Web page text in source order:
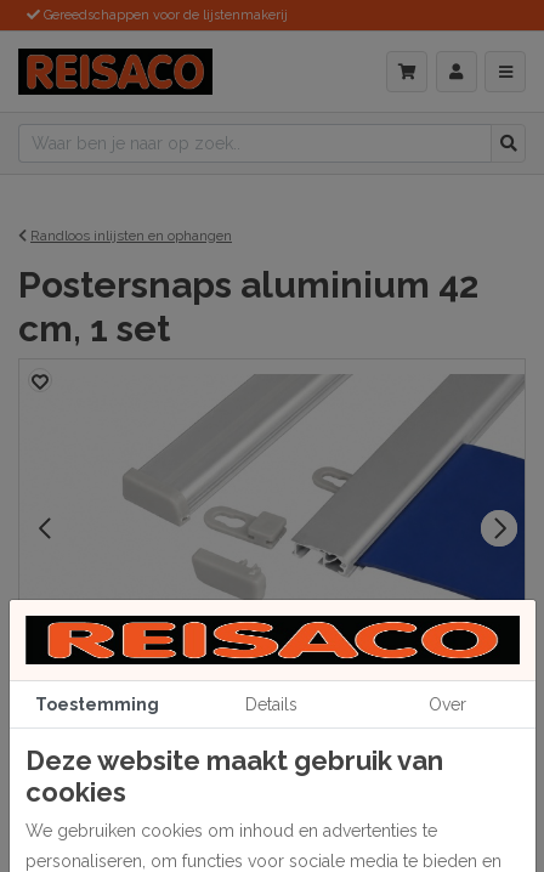
Gereedschappen voor de lijstenmakerij
Randloos inlijsten en ophangen
Postersnaps aluminium 42
cm, 1 set
Beschrijving
Toestemming Details Over
Deze website maakt gebruik van
cookies
We gebruiken cookies om inhoud en advertenties te
personaliseren, om functies voor sociale media te bieden en